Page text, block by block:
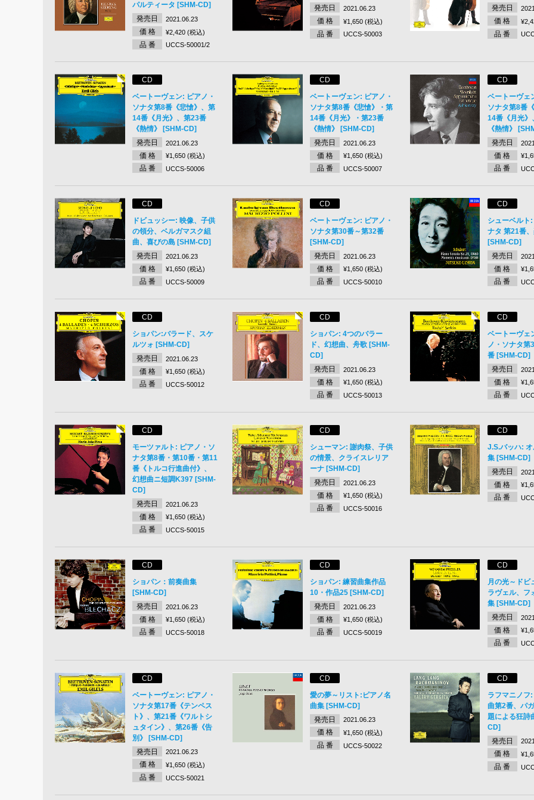
パルティータ [SHM-CD]
発売日
2021.06.23
価 格 ¥2,420 (税込)
品 番 UCCS-50001/2
発売日
2021.06.23
価 格 ¥1,650 (税込)
品 番 UCCS-50003
発売日
価 格
品 番
CD
ベートーヴェン: ピアノ・
ソナタ第8番《悲愴》、第
14番《月光》、第23番
《熱情》 [SHM-CD]
発売日
2021.06.23
価 格 ¥1,650 (税込)
品 番 UCCS-50006
CD
ベートーヴェン: ピアノ・
ソナタ第8番《悲愴》・第
14番《月光》・第23番
《熱情》 [SHM-CD]
発売日
2021.06.23
価 格 ¥1,650 (税込)
品 番 UCCS-50007
CD
ベートーヴェ
ソナタ第8番
14番《月光》
《熱情》
発売日
価 格
品 番
CD
ドビュッシー: 映像、子供
の領分、ベルガマスク組
曲、喜びの島 [SHM-CD]
発売日
2021.06.23
価 格 ¥1,650 (税込)
品 番 UCCS-50009
CD
ベートーヴェン: ピアノ・
ソナタ第30番～第32番
[SHM-CD]
発売日
2021.06.23
価 格 ¥1,650 (税込)
品 番 UCCS-50010
CD
シューベルト
ナタ 第21番
[SHM-CD]
発売日
価 格
品 番
CD
ショパン:バラード、スケ
ルツォ [SHM-CD]
発売日
2021.06.23
価 格 ¥1,650 (税込)
品 番 UCCS-50012
CD
ショパン: 4つのバラー
ド、幻想曲、舟歌 [SHM-
CD]
発売日
2021.06.23
価 格 ¥1,650 (税込)
品 番 UCCS-50013
CD
ベートーヴェ
ノ・ソナタ第
番 [SHM-CD]
発売日
価 格
品 番
CD
モーツァルト: ピアノ・ソ
ナタ第8番・第10番・第11
番《トルコ行進曲付》、
幻想曲ニ短調K397 [SHM-
CD]
発売日
2021.06.23
価 格 ¥1,650 (税込)
品 番 UCCS-50015
CD
シューマン: 謝肉祭、子供
の情景、クライスレリア
ーナ [SHM-CD]
発売日
2021.06.23
価 格 ¥1,650 (税込)
品 番 UCCS-50016
CD
J.S.バッハ:
集 [SHM-CD]
発売日
価 格
品 番
CD
ショパン：前奏曲集
[SHM-CD]
発売日
2021.06.23
価 格 ¥1,650 (税込)
品 番 UCCS-50018
CD
ショパン: 練習曲集作品
10・作品25 [SHM-CD]
発売日
2021.06.23
価 格 ¥1,650 (税込)
品 番 UCCS-50019
CD
月の光～ドビ
ラヴェル、フ
集 [SHM-CD]
発売日
価 格
品 番
CD
ベートーヴェン: ピアノ・
ソナタ第17番《テンペス
ト》、第21番《ワルトシ
ュタイン》、第26番《告
別》 [SHM-CD]
発売日
2021.06.23
価 格 ¥1,650 (税込)
品 番 UCCS-50021
CD
愛の夢～リスト:ピアノ名
曲集 [SHM-CD]
発売日
2021.06.23
価 格 ¥1,650 (税込)
品 番 UCCS-50022
CD
ラフマニノフ
曲第2番、パ
題による狂詩
CD]
発売日
価 格
品 番